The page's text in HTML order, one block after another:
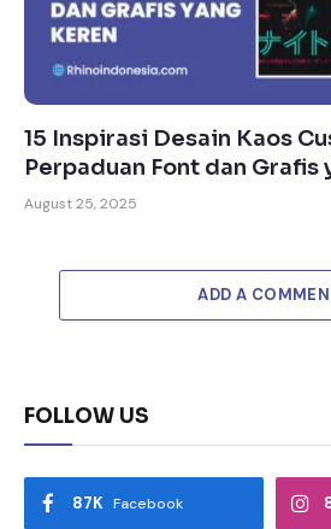
15 Inspirasi Desain Kaos
Perpaduan Font dan Grafis
August 25, 2025
ADD A
FOLLOW US
Facebook
87K